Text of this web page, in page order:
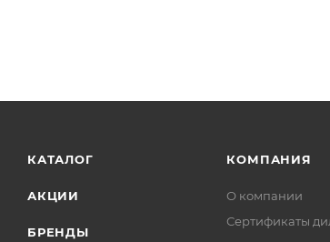
КАТАЛОГ
АКЦИИ
БРЕНДЫ
КОМПАНИЯ
О компании
Сертификаты